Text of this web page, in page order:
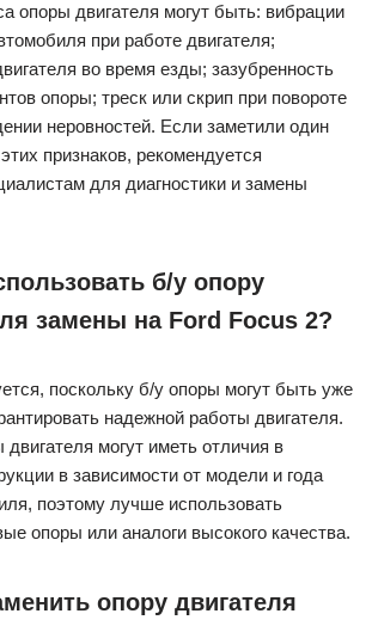
опоры двигателя могут быть: вибрации
при работе двигателя;
во время езды; зазубренность
опоры; треск или скрип при повороте
неровностей. Если заметили один
признаков, рекомендуется
для диагностики и замены
б/у опору
замены на Ford Focus 2?
поскольку б/у опоры могут быть уже
надежной работы двигателя.
двигателя могут иметь отличия в
в зависимости от модели и года
поэтому лучше использовать
опоры или аналоги высокого качества.
опору двигателя